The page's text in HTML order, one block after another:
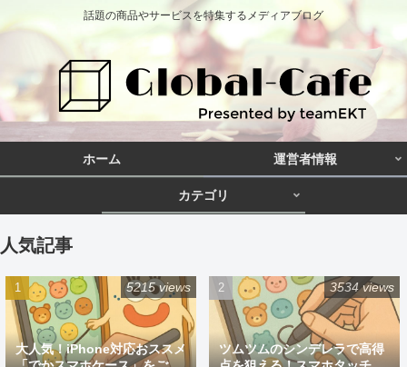
話題の商品やサービスを特集するメディアブログ
ホーム 運営者情報
カテゴリ
人気記事
大人気！iPhone対応おススメ
5215 views
ツムツムのシンデレラで高得
3534 views